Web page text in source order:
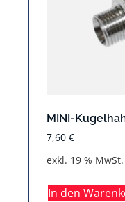
MINI-
7,60 €
exkl. 19 % MwSt.
In den